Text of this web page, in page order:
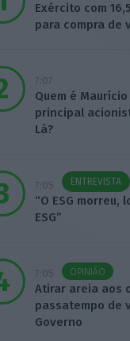
Exército com
para compra de
7:07
Quem é
principal
Lá?
7:05 ENTREVISTA
“O ESG morreu,
ESG”
7:05 OPINIÃO
Atirar areia aos
passatempo de
Governo